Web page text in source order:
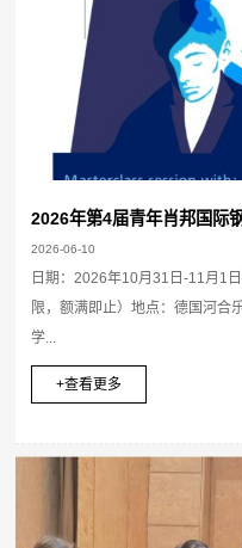
2026年第4届青年肖邦国际
2026-06-10
日期：2026年10月31日-11月1
限，额满即止）地点：德国河合
学...
+查看更多